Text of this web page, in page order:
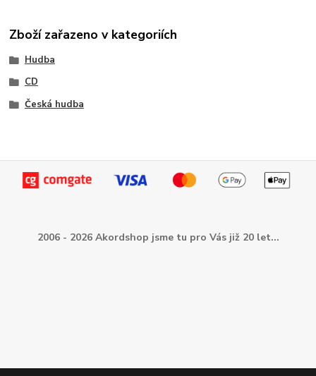
Zboží zařazeno v kategoriích
Hudba
CD
Česká hudba
2006 - 2026 Akordshop jsme tu pro Vás již 20 let...